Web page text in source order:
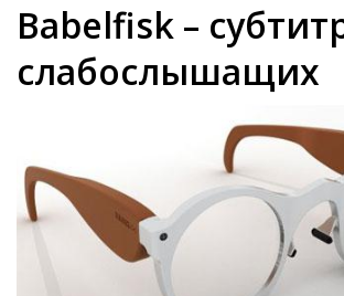
Babelfisk –
слабослышащих